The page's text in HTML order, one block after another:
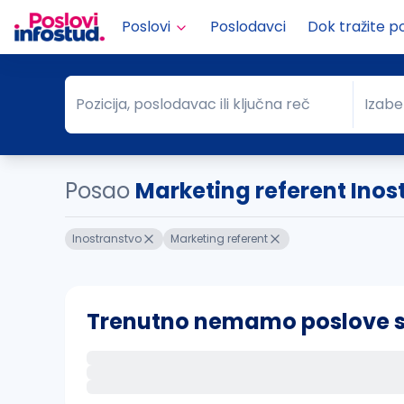
Poslovi Poslodavci Dok tražite
Pozicija, poslodavac ili ključna reč
Pozicija, poslodavac ili ključna reč Grad
Posao Marketing referent
Inostranstvo Marketing referent
Trenutno nemamo poslove